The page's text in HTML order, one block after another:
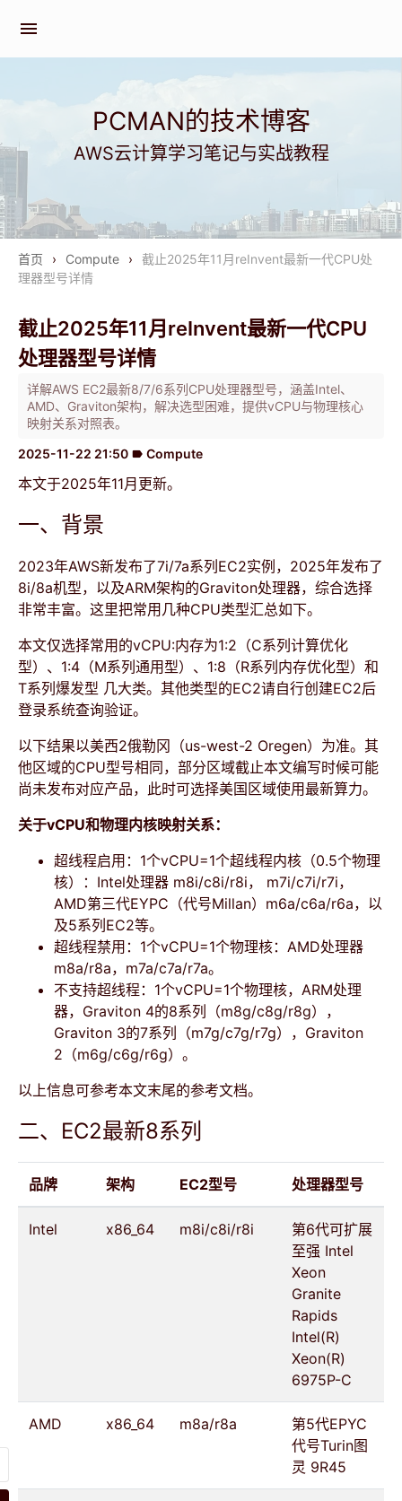
menu
PCMAN的技术博客
AWS云计算学习笔记与实战教程
首页 › Compute ›
截止2025年11月reInvent最新一代CPU处
理器型号详情
截止2025年11月reInvent最新一代CPU
处理器型号详情
详解AWS EC2最新8/7/6系列CPU处理器型号，涵盖Intel、
AMD、Graviton架构，解决选型困难，提供vCPU与物理核心
映射关系对照表。
2025-11-22 21:50 label Compute
本文于2025年11月更新。
一、背景
2023年AWS新发布了7i/7a系列EC2实例，2025年发布了
8i/8a机型，以及ARM架构的Graviton处理器，综合选择
非常丰富。这里把常用几种CPU类型汇总如下。
本文仅选择常用的vCPU:内存为1:2（C系列计算优化
型）、1:4（M系列通用型）、1:8（R系列内存优化型）和
T系列爆发型 几大类。其他类型的EC2请自行创建EC2后
登录系统查询验证。
以下结果以美西2俄勒冈（us-west-2 Oregen）为准。其
他区域的CPU型号相同，部分区域截止本文编写时候可能
尚未发布对应产品，此时可选择美国区域使用最新算力。
关于vCPU和物理内核映射关系：
超线程启用：1个vCPU=1个超线程内核（0.5个物理
核）：Intel处理器 m8i/c8i/r8i， m7i/c7i/r7i，
AMD第三代EYPC（代号Millan）m6a/c6a/r6a，以
及5系列EC2等。
超线程禁用：1个vCPU=1个物理核：AMD处理器
m8a/r8a，m7a/c7a/r7a。
不支持超线程：1个vCPU=1个物理核，ARM处理
器，Graviton 4的8系列（m8g/c8g/r8g），
Graviton 3的7系列（m7g/c7g/r7g），Graviton
2（m6g/c6g/r6g）。
以上信息可参考本文末尾的参考文档。
二、EC2最新8系列
品牌 架构 EC2型号 处理器型号
Intel x86_64 m8i/c8i/r8i
第6代可扩展
至强 Intel
Xeon
Granite
Rapids
Intel(R)
Xeon(R)
6975P-C
AMD x86_64 m8a/r8a
第5代EPYC
代号Turin图
灵 9R45